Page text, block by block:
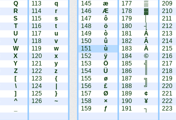
Q
R
S
T
U
V
W
X
Y
Z
[
\
]
^
113
q
114
r
115
s
116
t
117
u
118
v
119
w
120
x
121
y
122
z
123
{
124
125
}
126
~
145
æ
146
Æ
147
ô
148
ö
149
ò
150
û
151
ù
152
ÿ
153
Ö
154
Ü
155
ø
156
£
157
Ø
158
×
159
ƒ
177
▒
178
▓
179
180
┤
181
Á
182
Â
183
À
184
©
185
╣
186
187
╗
188
╝
189
¢
190
¥
191
┐
209
210
211
212
213
214
215
216
217
218
219
220
221
222
223